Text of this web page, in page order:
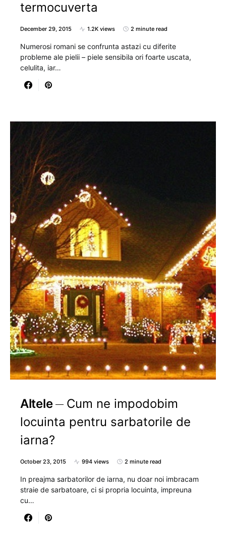
termocuverta
December 29, 2015 1.2K views 2 minute read
Numerosi romani se confrunta astazi cu diferite
probleme ale pielii – piele sensibila ori foarte uscata,
celulita, iar…
Altele
Cum ne impodobim
locuinta pentru sarbatorile de
iarna?
October 23, 2015 994 views 2 minute read
In preajma sarbatorilor de iarna, nu doar noi imbracam
straie de sarbatoare, ci si propria locuinta, impreuna
cu…